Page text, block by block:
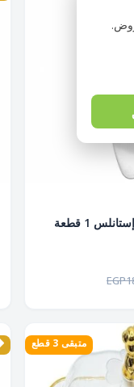
شيالة حلويات مثلثة إستانلس 1 قطعة
متبقى 3 قطع